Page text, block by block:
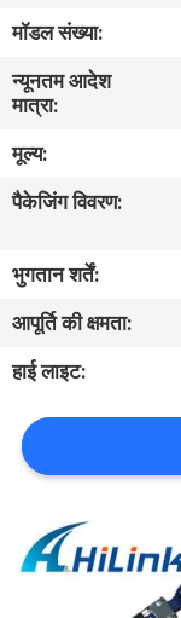
कारखाने
का
गुणवत्ता
नियंत्रण
हमसे
संपर्क
करें
मामले
मॉडल संख्या:
न्यूनतम आदेश
मात्रा:
मूल्य:
पैकेजिंग विवरण:
भुगतान शर्तें:
आपूर्ति की क्षमता:
हाई लाइट: